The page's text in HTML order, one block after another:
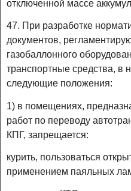
отключенной массе
47. При разработке
документов,
газобаллонного
транспортные средства, в
следующие положения:
1) в помещениях,
работ по переводу
КПГ, запрещается:
курить, пользоваться
применением паяльных